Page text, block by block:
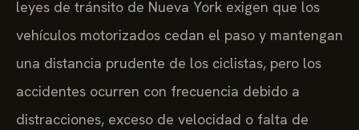
leyes de tránsito de Nueva York exigen que los
vehículos motorizados cedan el paso y mantengan
una distancia prudente de los ciclistas, pero los
accidentes ocurren con frecuencia debido a
distracciones, exceso de velocidad o falta de